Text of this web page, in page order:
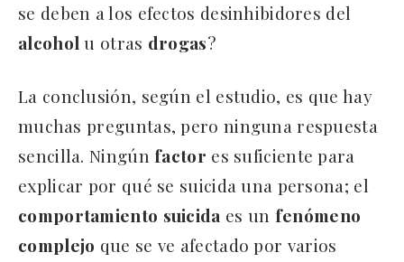
se deben a los efectos desinhibidores del
alcohol u otras drogas?
La conclusión, según el estudio, es que hay
muchas preguntas, pero ninguna respuesta
sencilla. Ningún factor es suficiente para
explicar por qué se suicida una persona; el
comportamiento suicida es un fenómeno
complejo que se ve afectado por varios